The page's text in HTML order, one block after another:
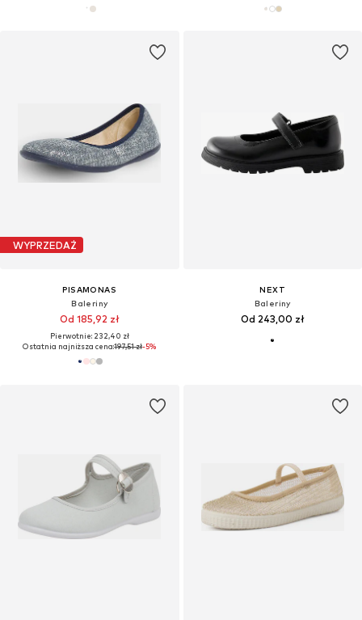
WYPRZEDAŻ
PISAMONAS
Baleriny
Od 185,92 zł
Pierwotnie: 232,40 zł
Ostatnia najniższa cena:197,51 zł-5%
NEXT
Baleriny
Od 243,00 zł